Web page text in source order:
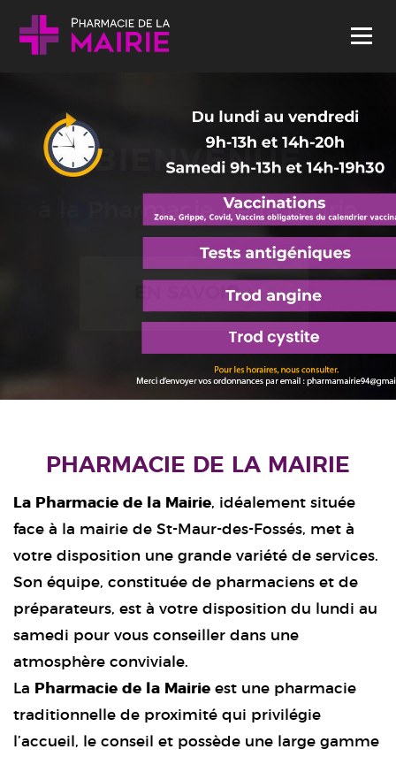
Skip to content
Menu
BIENVENUE
à la Pharmacie de la Mairie
EN SAVOIR +
PHARMACIE DE LA MAIRIE
La Pharmacie de la Mairie, idéalement située
face à la mairie de St-Maur-des-Fossés, met à
votre disposition une grande variété de services.
Son équipe, constituée de pharmaciens et de
préparateurs, est à votre disposition du lundi au
samedi pour vous conseiller dans une
atmosphère conviviale.
La
Pharmacie de la Mairie est une pharmacie
traditionnelle de proximité qui privilégie
l’accueil, le conseil et possède une large gamme